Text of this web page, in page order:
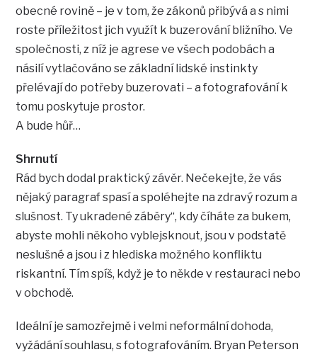
obecné rovině – je v tom, že zákonů přibývá a s nimi
roste příležitost jich využít k buzerování bližního. Ve
společnosti, z níž je agrese ve všech podobách a
násilí vytlačováno se základní lidské instinkty
přelévají do potřeby buzerovati – a fotografování k
tomu poskytuje prostor.
A bude hůř…
Shrnutí
Rád bych dodal praktický závěr. Nečekejte, že vás
nějaký paragraf spasí a spoléhejte na zdravý rozum a
slušnost. Ty ukradené záběry“, kdy číháte za bukem,
abyste mohli někoho vyblejsknout, jsou v podstatě
neslušné a jsou i z hlediska možného konfliktu
riskantní. Tím spíš, když je to někde v restauraci nebo
v obchodě.
Ideální je samozřejmě i velmi neformální dohoda,
vyžádání souhlasu, s fotografováním. Bryan Peterson